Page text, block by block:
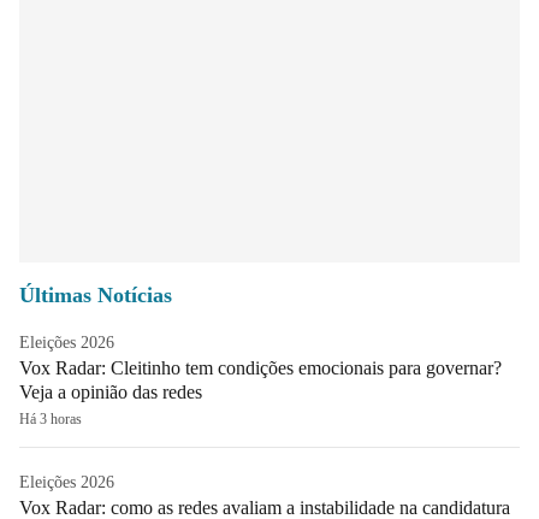
Últimas Notícias
Eleições 2026
Vox Radar: Cleitinho tem condições emocionais para governar?
Veja a opinião das redes
Há 3 horas
Eleições 2026
Vox Radar: como as redes avaliam a instabilidade na candidatura